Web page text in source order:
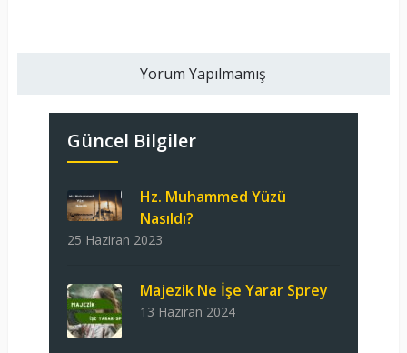
Yorum Yapılmamış
Güncel Bilgiler
Hz. Muhammed Yüzü
Nasıldı?
25 Haziran 2023
Majezik Ne İşe Yarar Sprey
13 Haziran 2024